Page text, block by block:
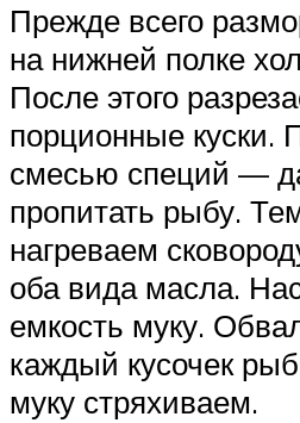
Прежде всего
на нижней полке
После этого
порционные куски.
смесью специй —
пропитать рыбу.
нагреваем
оба вида масла.
емкость муку.
каждый кусочек
муку стряхиваем.